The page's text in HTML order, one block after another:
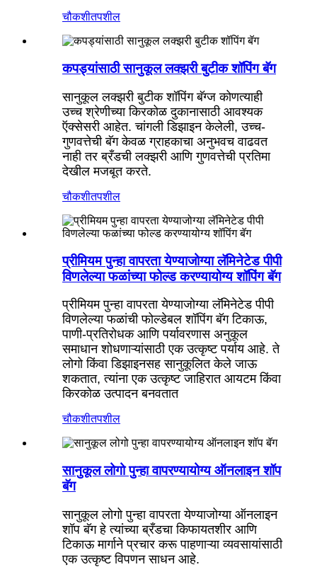
चौकशीतपशील
कपड्यांसाठी सानुकूल लक्झरी बुटीक शॉपिंग बॅग
सानुकूल लक्झरी बुटीक शॉपिंग बॅग्ज कोणत्याही
उच्च श्रेणीच्या किरकोळ दुकानासाठी आवश्यक
ऍक्सेसरी आहेत. चांगली डिझाइन केलेली, उच्च-
गुणवत्तेची बॅग केवळ ग्राहकाचा अनुभवच वाढवत
नाही तर ब्रँडची लक्झरी आणि गुणवत्तेची प्रतिमा
देखील मजबूत करते.
चौकशीतपशील
प्रीमियम पुन्हा वापरता येण्याजोग्या लॅमिनेटेड पीपी
विणलेल्या फळांच्या फोल्ड करण्यायोग्य शॉपिंग बॅग
प्रीमियम पुन्हा वापरता येण्याजोग्या लॅमिनेटेड पीपी
विणलेल्या फळांची फोल्डेबल शॉपिंग बॅग टिकाऊ,
पाणी-प्रतिरोधक आणि पर्यावरणास अनुकूल
समाधान शोधणाऱ्यांसाठी एक उत्कृष्ट पर्याय आहे. ते
लोगो किंवा डिझाइनसह सानुकूलित केले जाऊ
शकतात, त्यांना एक उत्कृष्ट जाहिरात आयटम किंवा
किरकोळ उत्पादन बनवतात
चौकशीतपशील
सानुकूल लोगो पुन्हा वापरण्यायोग्य ऑनलाइन शॉप
बॅग
सानुकूल लोगो पुन्हा वापरता येण्याजोग्या ऑनलाइन
शॉप बॅग हे त्यांच्या ब्रँडचा किफायतशीर आणि
टिकाऊ मार्गाने प्रचार करू पाहणाऱ्या व्यवसायांसाठी
एक उत्कृष्ट विपणन साधन आहे.